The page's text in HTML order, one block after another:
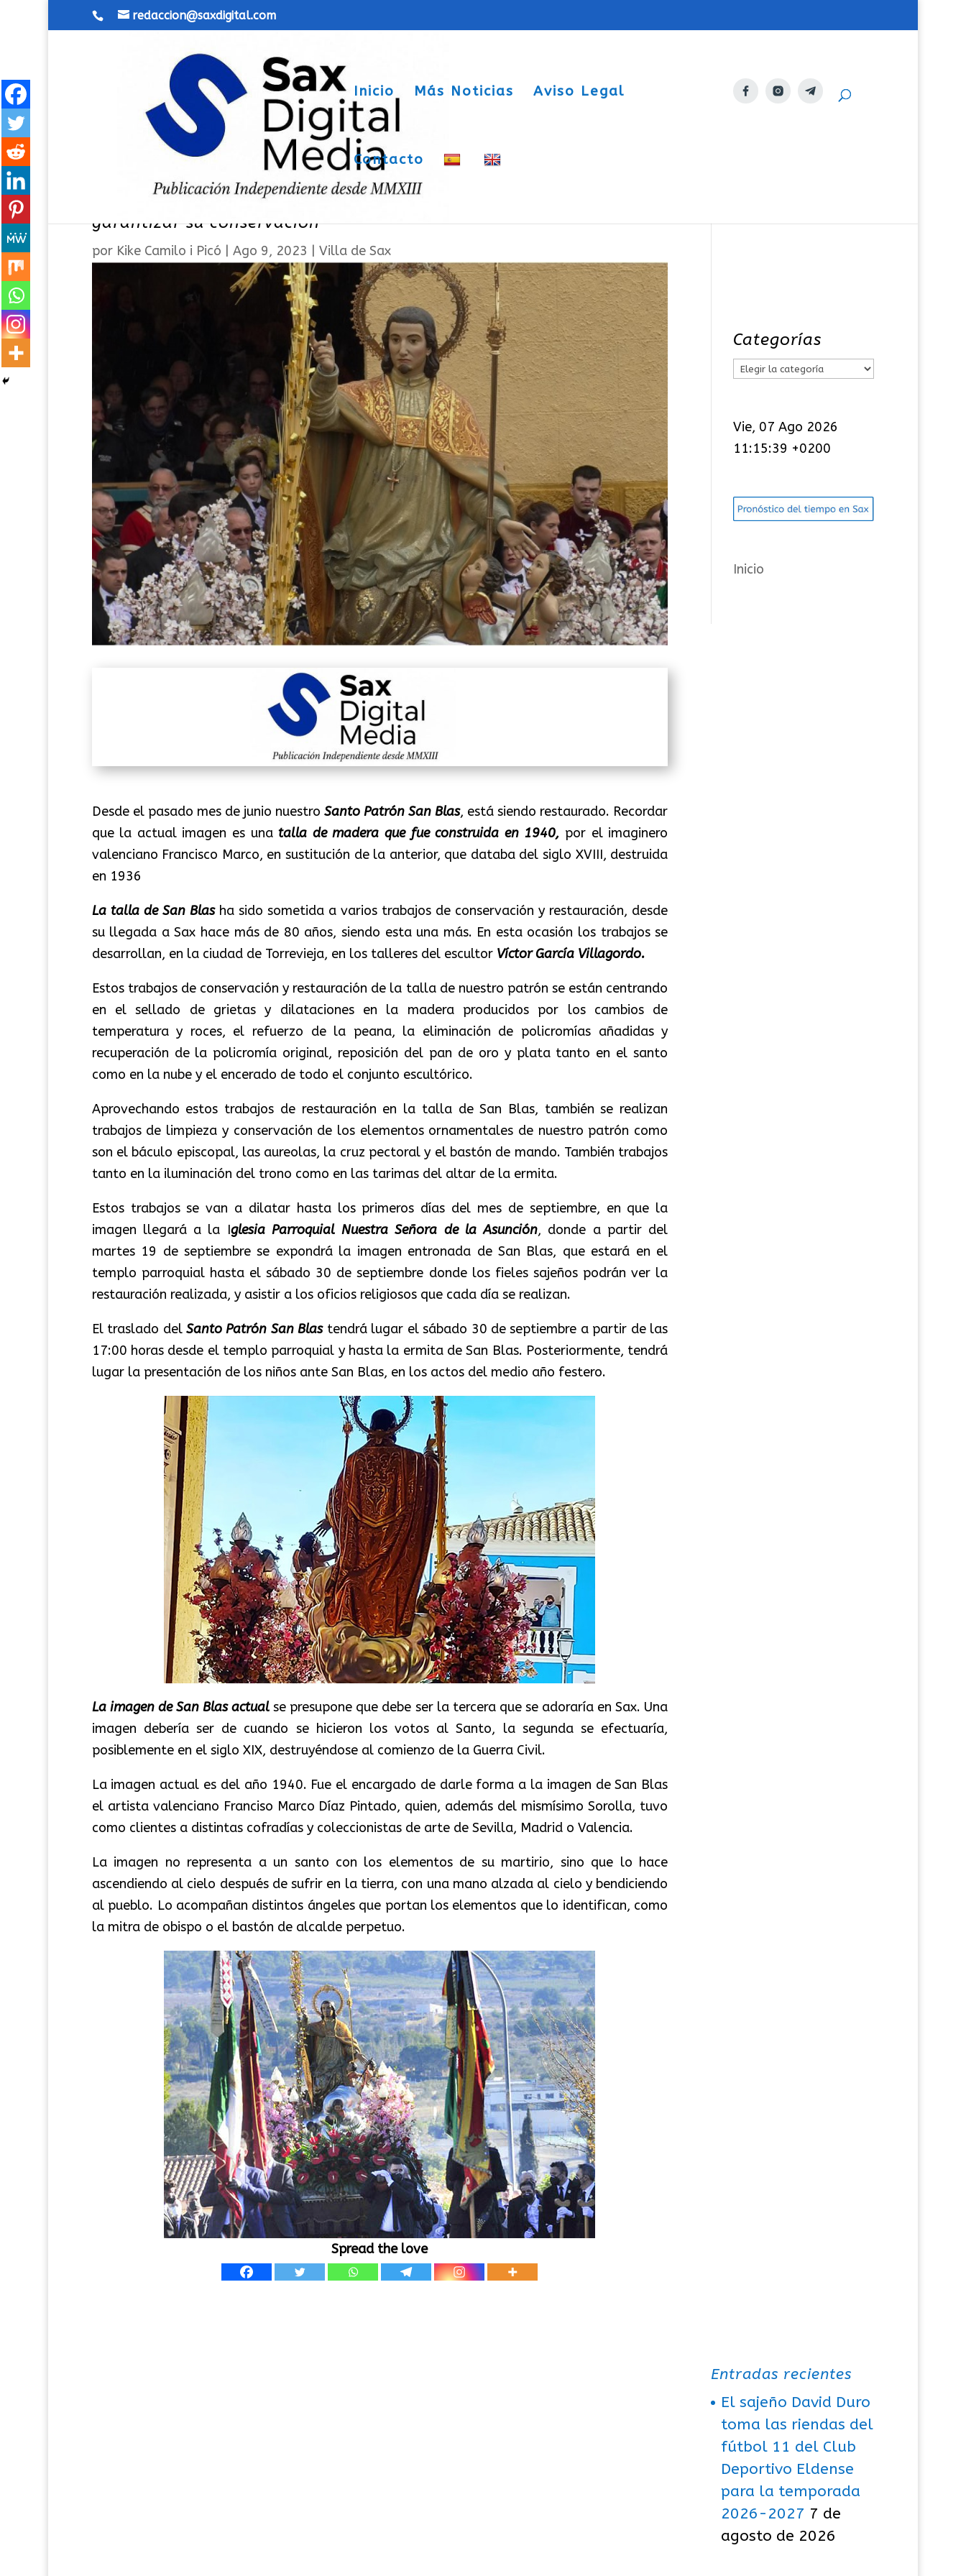
redaccion@saxdigital.com
Inicio Más Noticias Aviso Legal
Contacto
La talla de San Blas se somete a diferentes intervenciones para
garantizar su conservación
por Kike Camilo i Picó Ago 9, 2023 Villa de Sax
Desde el pasado mes de junio nuestro Santo Patrón San Blas, está siendo restaurado. Recordar
que la actual imagen es unatalla de madera que fue construida en 1940, por el imaginero
valenciano Francisco Marco, en sustitución de la anterior, que databa del siglo XVIII, destruida
en 1936
La talla de San Blasha sido sometida a varios trabajos de conservación y restauración, desde
su llegada a Sax hace más de 80 años, siendo esta una más. En esta ocasión los trabajos se
desarrollan, en la ciudad de Torrevieja, en los talleres del escultor Víctor García Villagordo.
Estos trabajos de conservación y restauración de la talla de nuestro patrón se están centrando
en el sellado de grietas y dilataciones en la madera producidos por los cambios de
temperatura y roces, el refuerzo de la peana, la eliminación de policromías añadidas y
recuperación de la policromía original, reposición del pan de oro y plata tanto en el santo
como en la nube y el encerado de todo el conjunto escultórico.
Aprovechando estos trabajos de restauración en la talla de San Blas, también se realizan
trabajos de limpieza y conservación de los elementos ornamentales de nuestro patrón como
son el báculo episcopal, las aureolas, la cruz pectoral y el bastón de mando. También trabajos
tanto en la iluminación del trono como en las tarimas del altar de la ermita.
Estos trabajos se van a dilatar hasta los primeros días del mes de septiembre, en que la
imagen llegará a la Iglesia Parroquial Nuestra Señora de la Asunción, donde a partir del
martes 19 de septiembre se expondrá la imagen entronada de San Blas, que estará en el
templo parroquial hasta el sábado 30 de septiembre donde los fieles sajeños podrán ver la
restauración realizada, y asistir a los oficios religiosos que cada día se realizan.
El traslado delSanto Patrón San Blastendrá lugar el sábado 30 de septiembre a partir de las
17:00 horas desde el templo parroquial y hasta la ermita de San Blas. Posteriormente, tendrá
lugar la presentación de los niños ante San Blas, en los actos del medio año festero.
La imagen de San Blas actual se presupone que debe ser la tercera que se adoraría en Sax. Una
imagen debería ser de cuando se hicieron los votos al Santo, la segunda se efectuaría,
posiblemente en el siglo XIX, destruyéndose al comienzo de la Guerra Civil.
La imagen actual es del año 1940. Fue el encargado de darle forma a la imagen de San Blas
el artista valenciano Franciso Marco Díaz Pintado, quien, además del mismísimo Sorolla, tuvo
como clientes a distintas cofradías y coleccionistas de arte de Sevilla, Madrid o Valencia.
La imagen no representa a un santo con los elementos de su martirio, sino que lo hace
ascendiendo al cielo después de sufrir en la tierra, con una mano alzada al cielo y bendiciendo
al pueblo. Lo acompañan distintos ángeles que portan los elementos que lo identifican, como
la mitra de obispo o el bastón de alcalde perpetuo.
Spread the love
Categorías
C
e
g
r
í
s
Vie, 07 Ago 2026
11:15:40 +0200
Inicio
Entradas recientes
El sajeño David Duro
toma las riendas del
fútbol 11 del Club
Deportivo Eldense
para la temporada
2026-2027 7 de
agosto de 2026